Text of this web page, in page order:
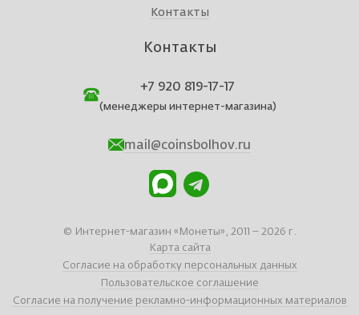
Контакты
Контакты
+7 920 819-17-17
(менеджеры интернет-магазина)
mail@coinsbolhov.ru
© Интернет-магазин «Монеты», 2011 – 2026 г.
Карта сайта
Согласие на обработку персональных данных
Пользовательское соглашение
Согласие на получение рекламно-информационных материалов